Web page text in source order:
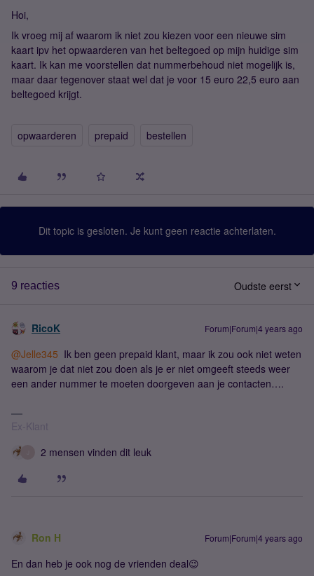
Hoi,
Ik vroeg mij af waarom ik niet zou kiezen voor een nieuwe sim
kaart ipv het opwaarderen van het beltegoed op mijn huidige sim
kaart. Ik kan me voorstellen dat nummerbehoud niet mogelijk is,
maar daar tegenover staat wel dat je voor 15 euro 22,5 euro aan
beltegoed krijgt.
opwaarderen prepaid bestellen
Dit topic is gesloten. Je kunt geen reactie achterlaten.
9 reacties Oudste eerst
RicoK Forum|Forum|4 years ago
@Jelle345 Ik ben geen prepaid klant, maar ik zou ook niet weten
waarom je dat niet zou doen als je er niet omgeeft steeds weer
een ander nummer te moeten doorgeven aan je contacten….
Ex-Klant
2 mensen vinden dit leuk
Ron H Forum|Forum|4 years ago
En dan heb je ook nog de vrienden deal😉